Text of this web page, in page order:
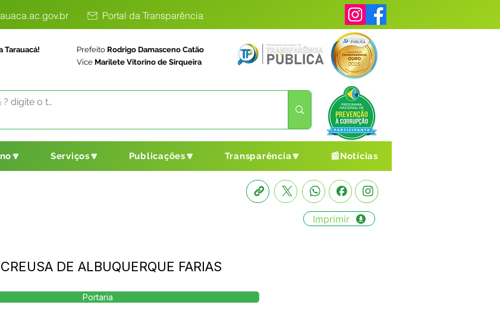
Portal da Transparência
Tarauacá! Prefeito Rodrigo Damasceno Catão
Vice Marilete Vitorino de Sirqueira
Serviços🔽 Publicações🔽 Transparência🔽 📰Notícias
Imprimir
DE ALBUQUERQUE FARIAS
Portaria